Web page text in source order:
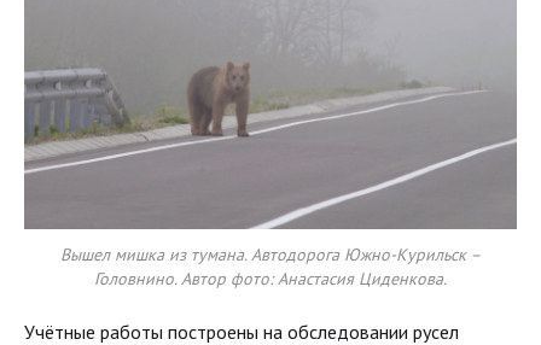
Вышел мишка из тумана. Автодорога Южно-Курильск –
Головнино. Автор фото: Анастасия Циденкова.
Учётные работы построены на обследовании русел